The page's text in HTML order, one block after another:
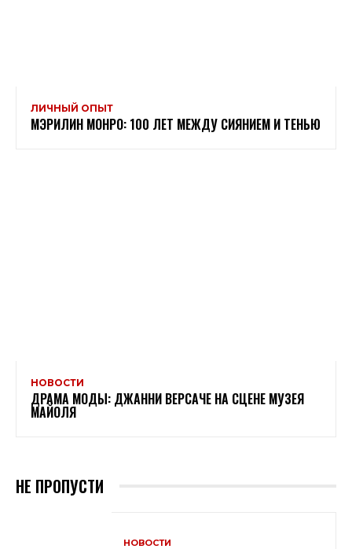
ЛИЧНЫЙ ОПЫТ
МЭРИЛИН МОНРО: 100 ЛЕТ МЕЖДУ СИЯНИЕМ И ТЕНЬЮ
НОВОСТИ
ДРАМА МОДЫ: ДЖАННИ ВЕРСАЧЕ НА СЦЕНЕ МУЗЕЯ
МАЙОЛЯ
НЕ ПРОПУСТИ
НОВОСТИ